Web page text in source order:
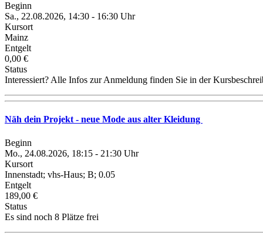
Beginn
Sa., 22.08.2026, 14:30 - 16:30 Uhr
Kursort
Mainz
Entgelt
0,00 €
Status
Interessiert? Alle Infos zur Anmeldung finden Sie in der
Näh dein Projekt - neue Mode aus alter Kleidung
Beginn
Mo., 24.08.2026, 18:15 - 21:30 Uhr
Kursort
Innenstadt; vhs-Haus; B; 0.05
Entgelt
189,00 €
Status
Es sind noch 8 Plätze frei